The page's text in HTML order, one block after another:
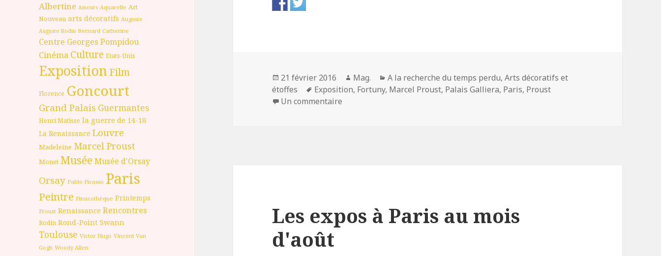
Albertine Amours Aquarelle Art
Nouveau arts décoratifs Auguste
Auguste Rodin Bernard Catherine
Centre Georges Pompidou
Cinéma Culture Etats-Unis
ExpositionFilm
Florence Goncourt
Grand Palais Guermantes
Henri Matisse la guerre de 14-18
La Renaissance Louvre
Madeleine Marcel Proust
Monet Musée Musée d'Orsay
Orsay Pablo Picasso Paris
Peintre Pinacothèque Printemps
Proust Renaissance Rencontres
Rodin Rond-Point Swann
Toulouse Victor Hugo Vincent Van
Gogh Woody Allen
Publié
le
21 février 2016 Auteur
Mag. Catégories
A la recherche du temps perdu,Arts décoratifs et
étoffes
Mots-
clés
Exposition, Fortuny, Marcel Proust, Palais Galliera, Paris, Proust
Un commentaire
Les expos à Paris au mois
d'août